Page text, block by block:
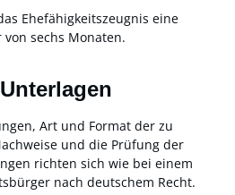
Ehefähigkeitszeugnis eine
sechs Monaten.
Art und Format der zu
und die Prüfung der
richten sich wie bei einem
nach deutschem Recht.